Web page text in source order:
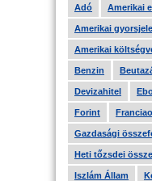
Adó Amerikai
Amerikai
Amerikai
Benzin
Devizahitel
Forint
Gazdasági
Heti tőzsdei
Iszlám Állam